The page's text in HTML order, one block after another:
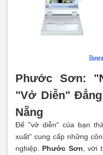
Phước Sơn:
"Vở Diễn"
Nẵng
Để "vở diễn" của bạn
xuất" cung cấp những
nghiệp. Phước Sơn , với